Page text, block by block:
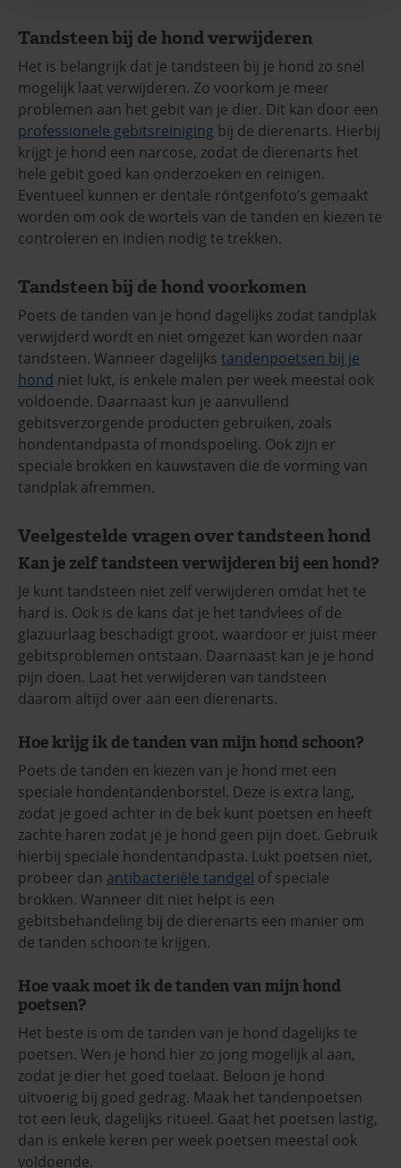
Tandsteen bij de hond verwijderen
Het is belangrijk dat je tandsteen bij je hond zo snel
mogelijk laat verwijderen. Zo voorkom je meer
problemen aan het gebit van je dier. Dit kan door een
professionele gebitsreiniging bij de dierenarts. Hierbij
krijgt je hond een narcose, zodat de dierenarts het
hele gebit goed kan onderzoeken en reinigen.
Eventueel kunnen er dentale röntgenfoto’s gemaakt
worden om ook de wortels van de tanden en kiezen te
controleren en indien nodig te trekken.
Tandsteen bij de hond voorkomen
Poets de tanden van je hond dagelijks zodat tandplak
verwijderd wordt en niet omgezet kan worden naar
tandsteen. Wanneer dagelijks tandenpoetsen bij je
hond niet lukt, is enkele malen per week meestal ook
voldoende. Daarnaast kun je aanvullend
gebitsverzorgende producten gebruiken, zoals
hondentandpasta of mondspoeling. Ook zijn er
speciale brokken en kauwstaven die de vorming van
tandplak afremmen.
Veelgestelde vragen over tandsteen hond
Kan je zelf tandsteen verwijderen bij een hond?
Je kunt tandsteen niet zelf verwijderen omdat het te
hard is. Ook is de kans dat je het tandvlees of de
glazuurlaag beschadigt groot, waardoor er juist meer
gebitsproblemen ontstaan. Daarnaast kan je je hond
pijn doen. Laat het verwijderen van tandsteen
daarom altijd over aan een dierenarts.
Hoe krijg ik de tanden van mijn hond schoon?
Poets de tanden en kiezen van je hond met een
speciale hondentandenborstel. Deze is extra lang,
zodat je goed achter in de bek kunt poetsen en heeft
zachte haren zodat je je hond geen pijn doet. Gebruik
hierbij speciale hondentandpasta. Lukt poetsen niet,
probeer dan antibacteriële tandgel of speciale
brokken. Wanneer dit niet helpt is een
gebitsbehandeling bij de dierenarts een manier om
de tanden schoon te krijgen.
Hoe vaak moet ik de tanden van mijn hond
poetsen?
Het beste is om de tanden van je hond dagelijks te
poetsen. Wen je hond hier zo jong mogelijk al aan,
zodat je dier het goed toelaat. Beloon je hond
uitvoerig bij goed gedrag. Maak het tandenpoetsen
tot een leuk, dagelijks ritueel. Gaat het poetsen lastig,
dan is enkele keren per week poetsen meestal ook
voldoende.